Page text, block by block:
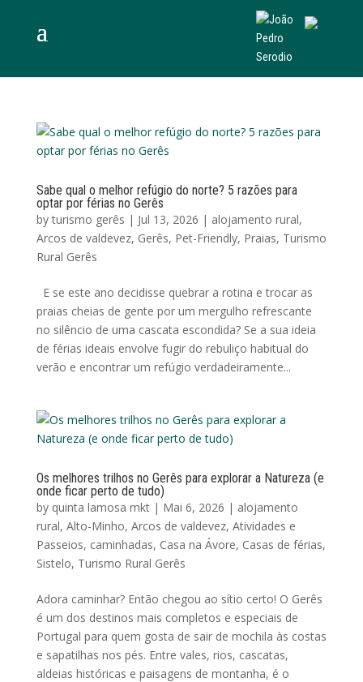
Sabe qual o melhor refúgio do norte? 5 razões para
optar por férias no Gerês
byturismo gerês | Jul 13, 2026 | alojamento rural,
Arcos de valdevez, Gerês, Pet-Friendly, Praias, Turismo
Rural Gerês
E se este ano decidisse quebrar a rotina e trocar as
praias cheias de gente por um mergulho refrescante
no silêncio de uma cascata escondida? Se a sua ideia
de férias ideais envolve fugir do rebuliço habitual do
verão e encontrar um refúgio verdadeiramente...
Os melhores trilhos no Gerês para explorar a Natureza (e
onde ficar perto de tudo)
by quinta lamosa mkt| Mai 6, 2026 | alojamento
rural, Alto-Minho, Arcos de valdevez, Atividades e
Passeios, caminhadas, Casa na Ávore, Casas de férias,
Sistelo, Turismo Rural Gerês
Adora caminhar? Então chegou ao sítio certo! O Gerês
é um dos destinos mais completos e especiais de
Portugal para quem gosta de sair de mochila às costas
e sapatilhas nos pés. Entre vales, rios, cascatas,
aldeias históricas e paisagens de montanha, é o